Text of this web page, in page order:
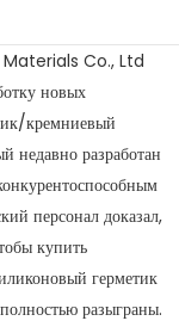
Materials Co., Ltd
новых
кремниевый
разработан
персонал доказал,
купить
герметик
разыграны.